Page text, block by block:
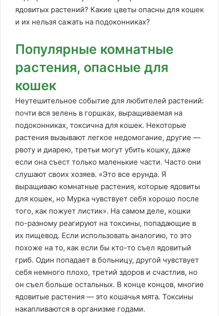
ядовитых растений? Какие цветы опасны для кошек
и их нельзя сажать на подоконниках?
Популярные комнатные
растения, опасные для
кошек
Неутешительное событие для любителей растений:
почти вся зелень в горшках, выращиваемая на
подоконниках, токсична для кошек. Некоторые
растения вызывают легкое недомогание, другие —
рвоту и диарею, третьи могут убить кошку, даже
если она съест только маленькие части. Часто они
слушают своих хозяев. «Это все ерунда. Я
выращиваю комнатные растения, которые ядовиты
для кошек, но Мурка чувствует себя хорошо после
того, как пожует листик». На самом деле, кошки
по-разному реагируют на токсины, попадающие в
их пищевод. Если использовать аналогию, то это
похоже на то, как если бы кто-то съел ядовитый
гриб. Один попадает в больницу, другой чувствует
себя немного плохо, третий здоров и счастлив, но
он съел больше остальных. В конце концов, многие
ядовитые растения — это кошачья мята. Токсины
накапливаются в организме годами.